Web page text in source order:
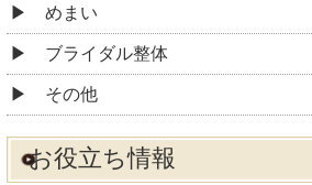
めまい
ブライダル整体
その他
お役立ち情報